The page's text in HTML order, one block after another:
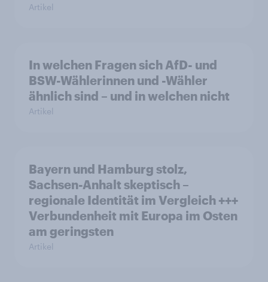
Artikel
In welchen Fragen sich AfD- und
BSW-Wählerinnen und -Wähler
ähnlich sind – und in welchen nicht
Artikel
Bayern und Hamburg stolz,
Sachsen-Anhalt skeptisch –
regionale Identität im Vergleich +++
Verbundenheit mit Europa im Osten
am geringsten
Artikel